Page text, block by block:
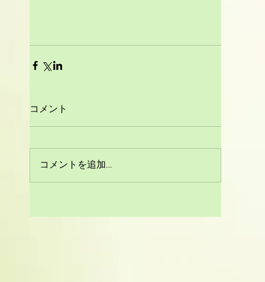
コメント
コメントを追加…